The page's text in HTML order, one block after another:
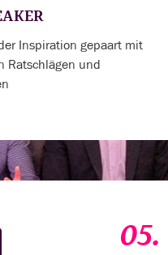
Inspiration gepaart mit
Ratschlägen und
05.